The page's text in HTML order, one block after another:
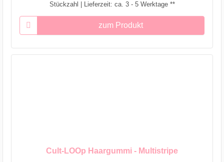
Stückzahl | Lieferzeit: ca. 3 - 5 Werktage **
zum Produkt
Cult-LOOp Haargummi - Multistripe